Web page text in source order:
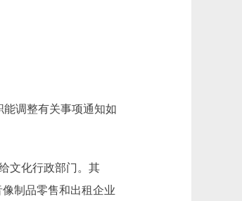
调整有关事项通知如
文化行政部门。其
制品零售和出租企业